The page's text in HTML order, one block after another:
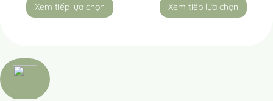
Xem tiếp lựa chọn Xem tiếp lựa chọn